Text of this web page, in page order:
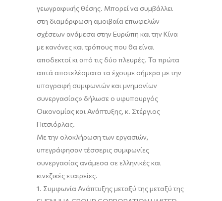
γεωγραφικής θέσης. Μπορεί να συμβάλλει
στη διαμόρφωση αμοιβαία επωφελών
σχέσεων ανάμεσα στην Ευρώπη και την Κίνα
με κανόνες και τρόπους που θα είναι
αποδεκτοί κι από τις δύο πλευρές. Τα πρώτα
απτά αποτελέσματα τα έχουμε σήμερα με την
υπογραφή συμφωνιών και μνημονίων
συνεργασίας» δήλωσε ο υφυπουργός
Οικονομίας και Ανάπτυξης, κ. Στέργιος
Πιτσιόρλας.
Με την ολοκλήρωση των εργασιών,
υπεγράφησαν τέσσερις συμφωνίες
συνεργασίας ανάμεσα σε ελληνικές και
κινεζικές εταιρείες.
1. Συμφωνία Ανάπτυξης μεταξύ της μεταξύ της